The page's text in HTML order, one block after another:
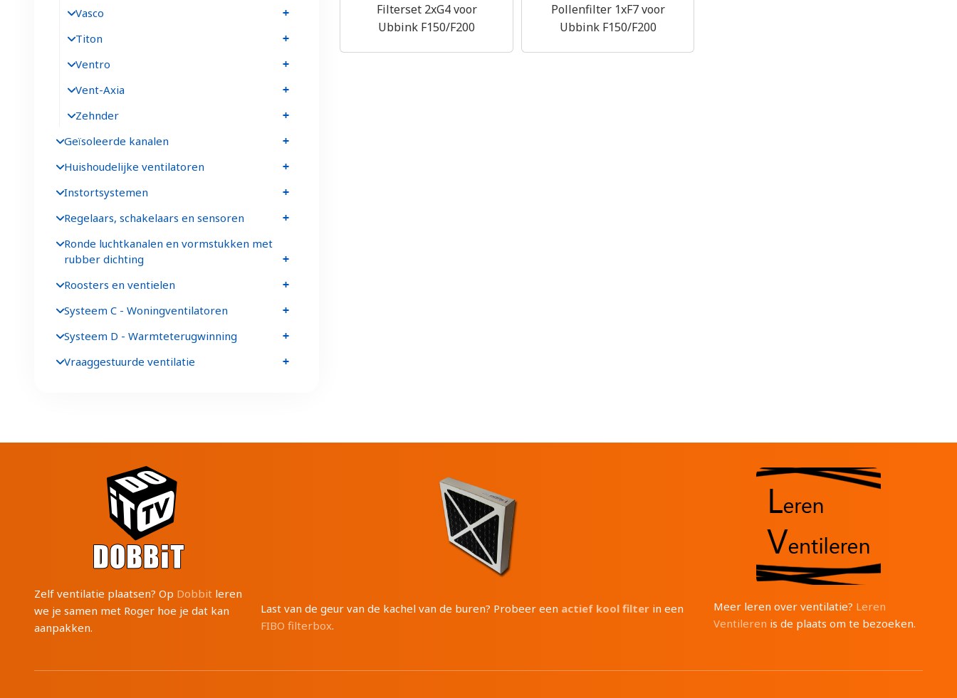
Filterset 2xG4 voor
Ubbink F150/F200
Pollenfilter 1xF7 voor
Ubbink F150/F200
Vasco
Titon
Ventro
Vent-Axia
Zehnder
Geïsoleerde kanalen
Huishoudelijke ventilatoren
Instortsystemen
Regelaars, schakelaars en sensoren
Ronde luchtkanalen en vormstukken met
rubber dichting
Roosters en ventielen
Systeem C - Woningventilatoren
Systeem D - Warmteterugwinning
Vraaggestuurde ventilatie
Zelf ventilatie plaatsen? Op Dobbit leren
we je samen met Roger hoe je dat kan
aanpakken.
Last van de geur van de kachel van de buren? Probeer een actief kool filter in een
FIBO filterbox.
Meer leren over ventilatie? Leren
Ventileren is de plaats om te bezoeken.